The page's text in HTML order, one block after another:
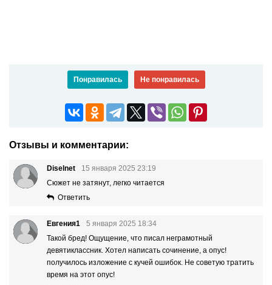
Понравилась Не понравилась
Отзывы и комментарии:
Diselnet
15 января 2025 23:19
Сюжет не затянут, легко читается
Ответить
Евгения1
5 января 2025 18:34
Такой бред! Ощущение, что писал неграмотный
девятиклассник. Хотел написать сочинение, а опус!
получилось изложение с кучей ошибок. Не советую тратить
время на этот опус!